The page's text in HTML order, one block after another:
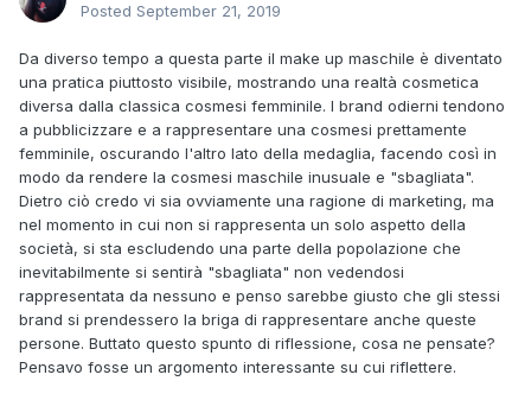
Posted September 21, 2019
Da diverso tempo a questa parte il make up maschile è diventato
una pratica piuttosto visibile, mostrando una realtà cosmetica
diversa dalla classica cosmesi femminile. I brand odierni tendono
a pubblicizzare e a rappresentare una cosmesi prettamente
femminile, oscurando l'altro lato della medaglia, facendo così in
modo da rendere la cosmesi maschile inusuale e "sbagliata".
Dietro ciò credo vi sia ovviamente una ragione di marketing, ma
nel momento in cui non si rappresenta un solo aspetto della
società, si sta escludendo una parte della popolazione che
inevitabilmente si sentirà "sbagliata" non vedendosi
rappresentata da nessuno e penso sarebbe giusto che gli stessi
brand si prendessero la briga di rappresentare anche queste
persone. Buttato questo spunto di riflessione, cosa ne pensate?
Pensavo fosse un argomento interessante su cui riflettere.